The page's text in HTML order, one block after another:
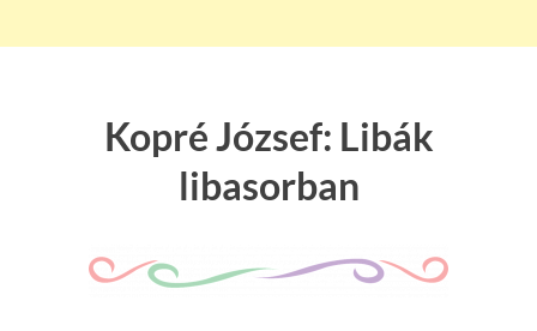
Kopré József: Libák
libasorban